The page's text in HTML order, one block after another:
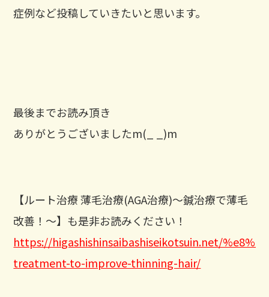
症例など投稿していきたいと思います。
最後までお読み頂き
ありがとうございましたm(_ _)m
【ルート治療 薄毛治療(AGA治療)～鍼治療で薄毛
改善！～】も是非お読みください！
https://higashishinsaibashiseikotsuin.net/
treatment-to-improve-thinning-hair/